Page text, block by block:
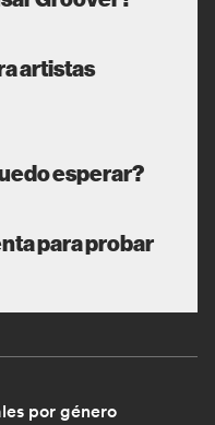
artistas
esperar?
para probar
por género